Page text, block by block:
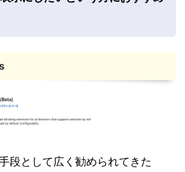
段として広く勧められてきた